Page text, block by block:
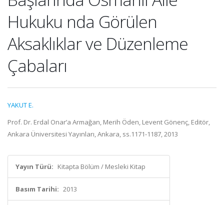
Hukuku nda Görülen
Aksaklıklar ve Düzenleme
Çabaları
YAKUT E.
Prof. Dr. Erdal Onar’a Armağan, Merih Öden, Levent Gönenç, Editör,
Ankara Üniversitesi Yayınları, Ankara, ss.1171-1187, 2013
Yayın Türü: Kitapta Bölüm / Mesleki Kitap
Basım Tarihi: 2013